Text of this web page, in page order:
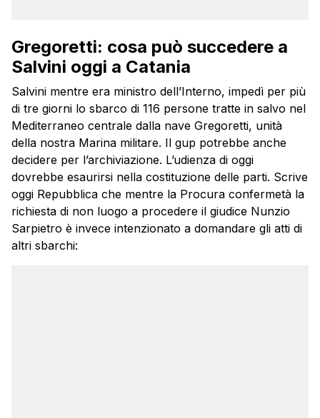
Gregoretti: cosa può succedere a
Salvini oggi a Catania
Salvini mentre era ministro dell’Interno, impedì per più
di tre giorni lo sbarco di 116 persone tratte in salvo nel
Mediterraneo centrale dalla nave Gregoretti, unità
della nostra Marina militare. Il gup potrebbe anche
decidere per l’archiviazione. L’udienza di oggi
dovrebbe esaurirsi nella costituzione delle parti. Scrive
oggi Repubblica che mentre la Procura confermetà la
richiesta di non luogo a procedere il giudice Nunzio
Sarpietro è invece intenzionato a domandare gli atti di
altri sbarchi: